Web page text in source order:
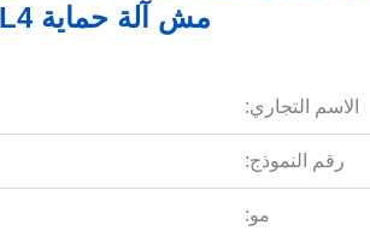
مش آلة حماية LNWL4 روكفل
الاسم التجاري:
رقم النموذج:
مو: